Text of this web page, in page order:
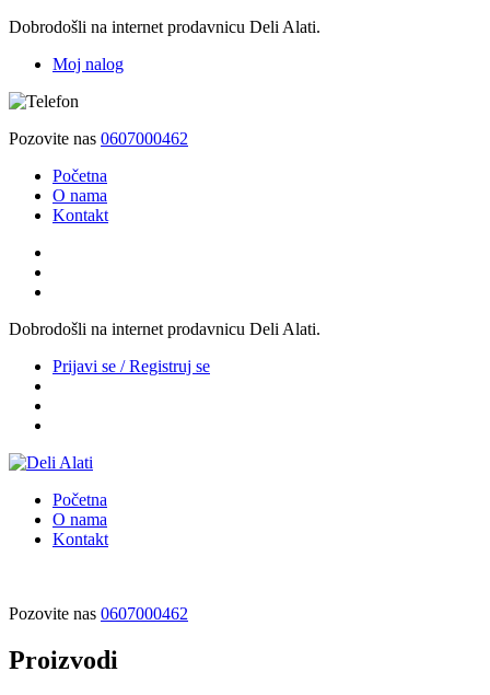
Dobrodošli na internet prodavnicu Deli Alati.
Moj nalog
Pozovite nas 0607000462
Početna
O nama
Kontakt
Dobrodošli na internet prodavnicu Deli Alati.
Prijavi se / Registruj se
Početna
O nama
Kontakt
Pozovite nas 0607000462
Proizvodi